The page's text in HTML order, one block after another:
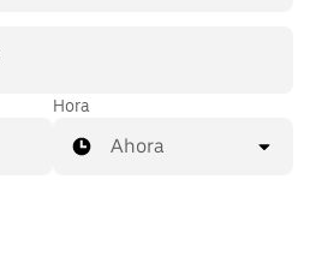
Hora
Ahora